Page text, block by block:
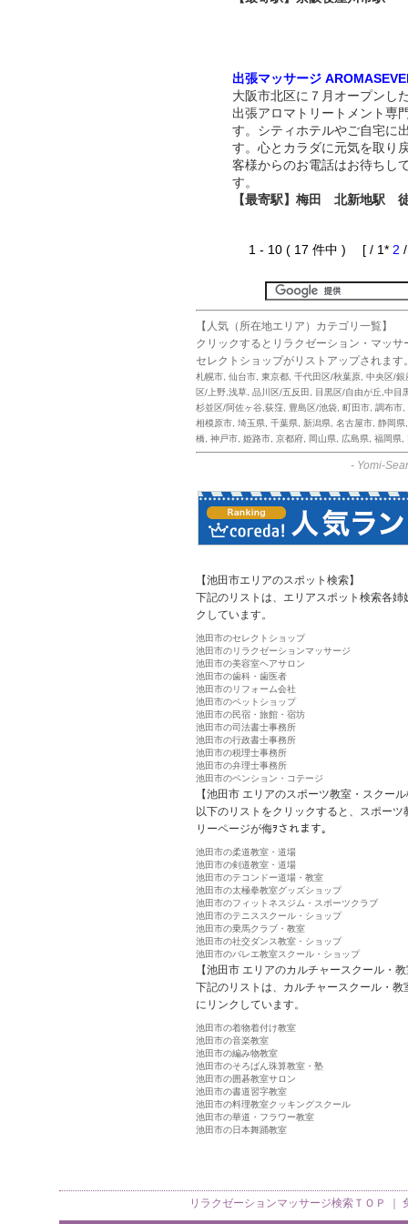
出張マッサージ
大阪市北区に７月オープンし
出張アロマトリートメント専
す。シティホテルやご自宅に
す。心とカラダに元気を取り
客様からのお電話はお待ちし
す。
【最寄駅】梅田 北新地駅
1 - 10 ( 17 件中 ) [ / 1* 2
【人気（所在地エリア）カテゴリ一覧】
クリックするとリラクゼーション・マッ
セレクトショップがリストアップされます
札幌市 仙台市 東京都 千代田区/秋葉原 中央区/銀
区/上野,浅草 品川区/五反田
目黒区/自由が丘,中目
杉並区/阿佐ヶ谷,荻窪
豊島区/池袋 町田市 調布市
相模原市 埼玉県 千葉県 新潟県 名古屋市 静岡県
橋 神戸市 姫路市 京都府 岡山県 広島県 福岡県
- Yomi-
【池田市エリアのスポット検索】
下記のリストは、エリアスポット検索各
クしています。
池田市のセレクトショップ
池田市のリラクゼーションマッサージ
池田市の美容室ヘアサロン
池田市の歯科・歯医者
池田市のリフォーム会社
池田市のペットショップ
池田市の民宿・旅館・宿坊
池田市の司法書士事務所
池田市の行政書士事務所
池田市の税理士事務所
池田市の弁理士事務所
池田市のペンション・コテージ
【池田市 エリアのスポーツ教室・スクー
以下のリストをクリックすると、スポー
リーページが侮ｦされます。
池田市の柔道教室・道場
池田市の剣道教室・道場
池田市のテコンドー道場・教室
池田市の太極拳教室グッズショップ
池田市のフィットネスジム・スポーツクラブ
池田市のテニススクール・ショップ
池田市の乗馬クラブ・教室
池田市の社交ダンス教室・ショップ
池田市のバレエ教室スクール・ショップ
【池田市 エリアのカルチャースクール・
下記のリストは、カルチャースクール・
にリンクしています。
池田市の着物着付け教室
池田市の音楽教室
池田市の編み物教室
池田市のそろばん珠算教室・塾
池田市の囲碁教室サロン
池田市の書道習字教室
池田市の料理教室クッキングスクール
池田市の華道・フラワー教室
池田市の日本舞踊教室
リラクゼーションマッサージ検索 ＴＯＰ ｜